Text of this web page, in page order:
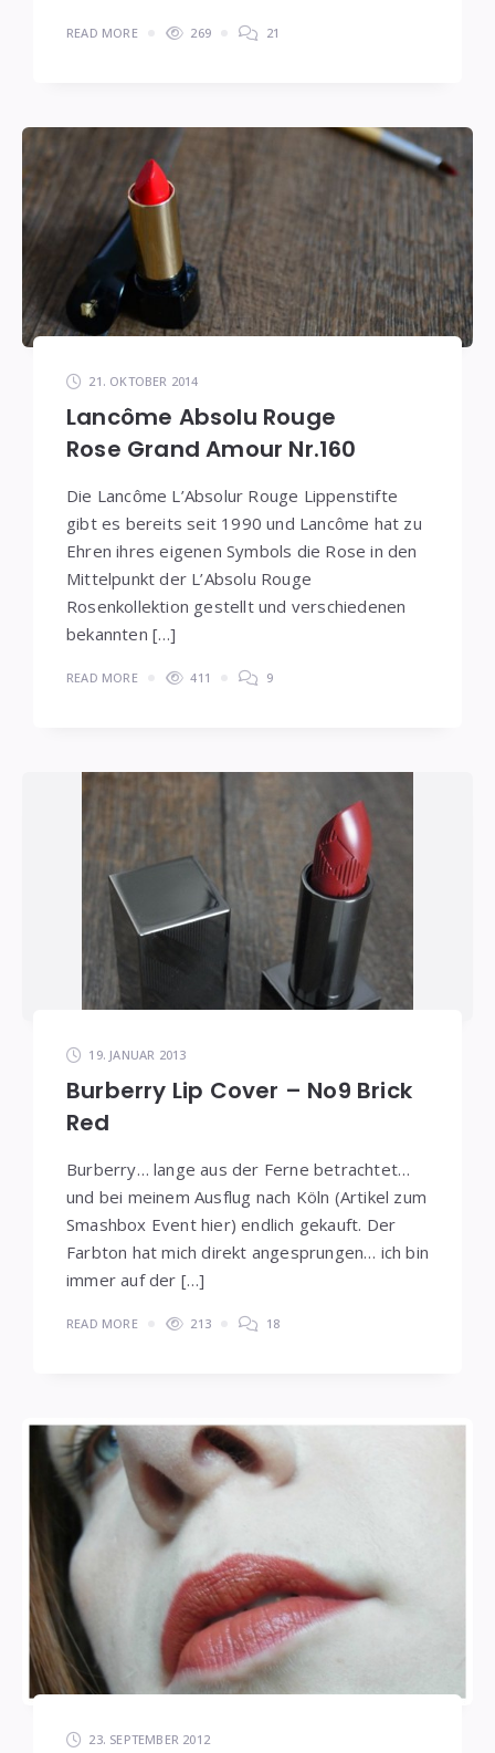
READ MORE 269 21
21. OKTOBER 2014
Lancôme Absolu Rouge
Rose Grand Amour Nr.160
Die Lancôme L’Absolur Rouge Lippenstifte
gibt es bereits seit 1990 und Lancôme hat zu
Ehren ihres eigenen Symbols die Rose in den
Mittelpunkt der L’Absolu Rouge
Rosenkollektion gestellt und verschiedenen
bekannten […]
READ MORE 411 9
19. JANUAR 2013
Burberry Lip Cover – No9 Brick
Red
Burberry… lange aus der Ferne betrachtet…
und bei meinem Ausflug nach Köln (Artikel zum
Smashbox Event hier) endlich gekauft. Der
Farbton hat mich direkt angesprungen… ich bin
immer auf der […]
READ MORE 213 18
23. SEPTEMBER 2012